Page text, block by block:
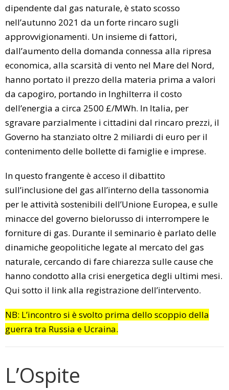
dipendente dal gas naturale, è stato scosso
nell’autunno 2021 da un forte rincaro sugli
approvvigionamenti. Un insieme di fattori,
dall’aumento della domanda connessa alla ripresa
economica, alla scarsità di vento nel Mare del Nord,
hanno portato il prezzo della materia prima a valori
da capogiro, portando in Inghilterra il costo
dell’energia a circa 2500 £/MWh. In Italia, per
sgravare parzialmente i cittadini dal rincaro prezzi, il
Governo ha stanziato oltre 2 miliardi di euro per il
contenimento delle bollette di famiglie e imprese.
In questo frangente è acceso il dibattito
sull’inclusione del gas all’interno della tassonomia
per le attività sostenibili dell’Unione Europea, e sulle
minacce del governo bielorusso di interrompere le
forniture di gas. Durante il seminario è parlato delle
dinamiche geopolitiche legate al mercato del gas
naturale, cercando di fare chiarezza sulle cause che
hanno condotto alla crisi energetica degli ultimi mesi.
Qui sotto il link alla registrazione dell’intervento.
NB: L’incontro si è svolto prima dello scoppio della
guerra tra Russia e Ucraina.
L’Ospite